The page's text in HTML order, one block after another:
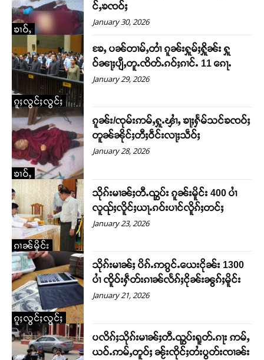
တႃႇႁႂ်ႈသဵင်ၵၢင်ၸႂ်ၵူၼ်းမိူင်း ၵူႈတီႈၵူႈလႅၼ်ပေႃးတေၸွ
တ်ႇ တူဝ်ႈလုမ်ႈၾႃႉၼၼ်ႉ ၶဝ်ႈႁူမ်ႈၵမ်ႉထႅမ် ၸုမ်းၶၢ
ဝ်ႇၽူႈတွႆႇႁွၵ်ႈ လႆႈယူႇၶႃႈဢေႃႈ။
Donate Now
ၶၢဝ်ႇ
င်ႇၶၸဝ်ႈ
January 30, 2026
ၵူႈလွင်ႈလွင်ႈ
ၶႄႇ ပၼ်တၢမ်ႇတၢႆ ၵူၼ်းႁူမ်ႈႁိူၼ်း ႁူ
ဝ်ၼႃႈပျီႇတူႉၸိတ်ႉၵဝ်ႈၵၢင်ႉ 11 ၵေႃႉ
January 29, 2026
ၶၢဝ်ႇ
ၵူၼ်း/ၸုမ်းဢမ်ႇႁူႉၾၢႆႇ ၶႃႈႁႅမ်သင်ၶၸဝ်ႈ
တူၼ်ၼိုင်ႈတီႈဝဵင်းလႃႈသဵဝ်ႈ
January 28, 2026
ၵၢၼ်မိူင်း
သိုၵ်းမၢၼ်ႈတီႉၺွပ်း ၵူၼ်းမိူင်း 400 ပၢႆ
လူၺ်ႈလိူင်ႈယႃႉၵဝ်းပၢင်လိူၵ်ႈတင်ႈ
January 23, 2026
ၵူႈလွင်ႈလွင်ႈ
သိုၵ်းမၢၼ်ႈ ပိၵ်ႉဢၵွင်ႉယေးငိုၼ်း 1300
ပၢႆ ၸိူဝ်းႁဵတ်းၵၢၼ်လႅၵ်ႈငိုၼ်းၼွၵ်ႈမိူင်း
January 21, 2026
ပလိၵ်ႈသိုၵ်းမၢၼ်ႈတီႉၺွပ်းရူတ်ႉၵႃး ဢမ်ႇ
ယဝ်ႉဢမ်ႇတူဝ်ႈ ၼႂ်းၸိုင်ႈတႆးပွတ်းၸၢၼ်း